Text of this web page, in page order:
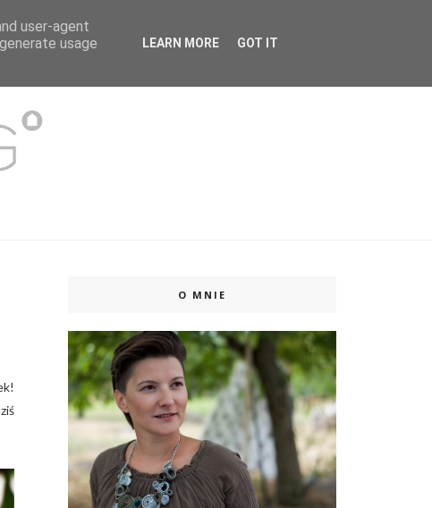
ISSUU
O MNIE
user-agent
usage
LEARN MORE GOT IT